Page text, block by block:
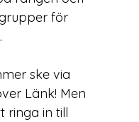
för
ske via
Länk! Men
ringa in till